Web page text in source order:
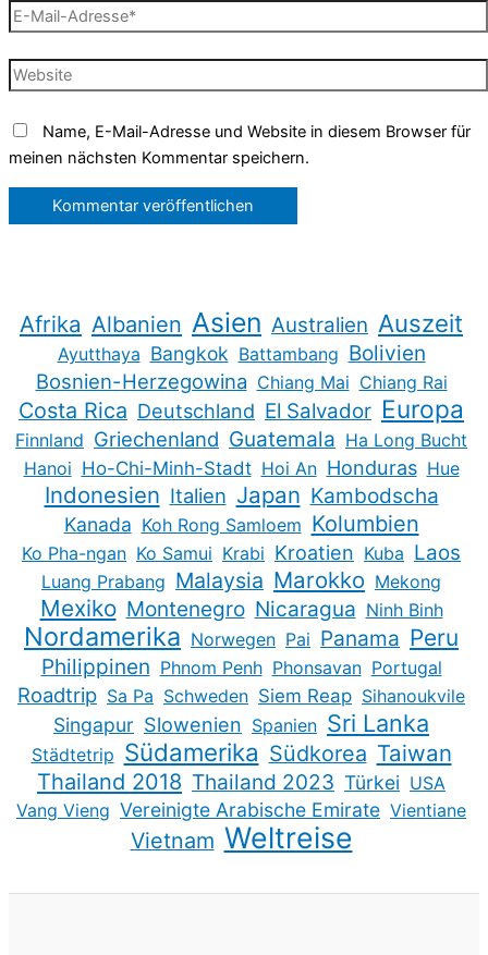
E-
Mail-
Adresse*
Website
Name, E-Mail-Adresse und Website in diesem Browser für
meinen nächsten Kommentar speichern.
Afrika Albanien Asien Australien Auszeit
Ayutthaya Bangkok Battambang Bolivien
Bosnien-Herzegowina Chiang Mai Chiang Rai
Costa Rica Deutschland El Salvador Europa
Finnland Griechenland Guatemala Ha Long Bucht
Hanoi Ho-Chi-Minh-Stadt Hoi An Honduras Hue
Indonesien Italien Japan Kambodscha
Kanada Koh Rong Samloem Kolumbien
Ko Pha-ngan Ko Samui Krabi Kroatien Kuba Laos
Luang Prabang Malaysia Marokko Mekong
Mexiko Montenegro Nicaragua Ninh Binh
Nordamerika Norwegen Pai Panama Peru
Philippinen Phnom Penh Phonsavan Portugal
Roadtrip Sa Pa Schweden Siem Reap Sihanoukvile
Singapur Slowenien Spanien Sri Lanka
Städtetrip Südamerika Südkorea Taiwan
Thailand 2018 Thailand 2023 Türkei USA
Vang Vieng Vereinigte Arabische Emirate Vientiane
Vietnam Weltreise